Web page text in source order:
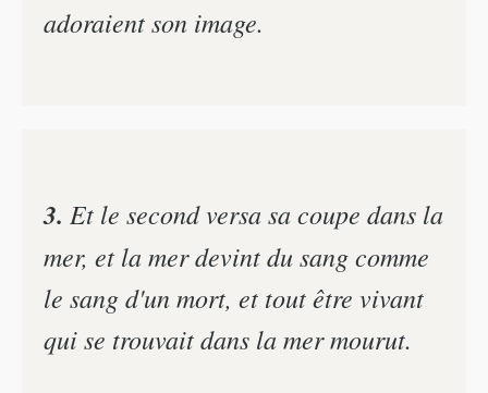
adoraient son image.
3. Et le second versa sa coupe dans la
mer, et la mer devint du sang comme
le sang d'un mort, et tout être vivant
qui se trouvait dans la mer mourut.